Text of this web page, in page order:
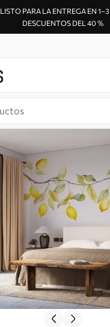
LISTO PARA LA ENTREGA EN
DESCUENTOS DEL 40 %